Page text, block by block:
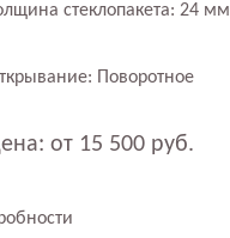
стеклопакета: 24 мм
Поворотное
от 15 500 руб.